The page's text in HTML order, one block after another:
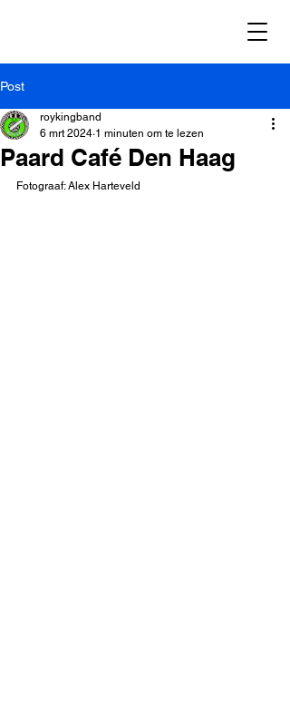
Post
Paard Café Den Haag
roykingband
6 mrt 2024 1 minuten om te lezen
Fotograaf: Alex Harteveld